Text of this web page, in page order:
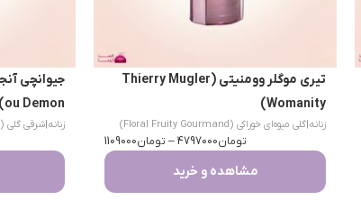
تیری موگلر وومنیتی (Thierry Mugler
Womanity)
زنانه|گلی میوه‌ای خوراکی (Floral Fruity Gourmand)
تومان4797000
– تومان1109000
مشاهده و خرید
ou Demon)
زنانه|شرقی گلی (Oriental Floral)